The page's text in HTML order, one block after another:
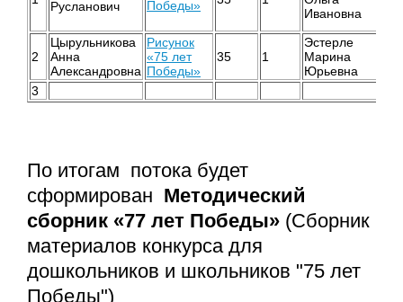
Русланович
Победы»
Ивановна
2
Цырульникова
Анна
Александровна
Рисунок
«75 лет
Победы»
35 1
Эстерле
Марина
Юрьевна
3
По итогам потока будет
сформирован Методический
сборник «77 лет Победы» (Сборник
материалов конкурса для
дошкольников и школьников "75 лет
Победы")